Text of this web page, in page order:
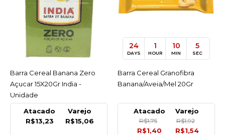
COMPARAR
LISTA DE DESEJO
-20% GRANOFIBRA
Barra Cereal Granofibra
Banana/Aveia/Mel 20Gr
R$1,54
ACESSAR
Barra Cereal Banana Zero
Açucar 15X20Gr India -
Unidade
Atacado
R$13,23
Varejo
R$15,06
ACESSAR
24
DAYS
1
HOUR
10
MIN
5
SEC
Barra Cereal Granofibra
Banana/Aveia/Mel 20Gr
Atacado
R$1,75
R$1,40
Varejo
R$1,92
R$1,54